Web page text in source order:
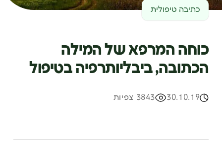
כתיבה טיפולית
כוחה המרפא של המילה
הכתובה, ביבליותרפיה בטיפול
30.10.19 3843 צפיות